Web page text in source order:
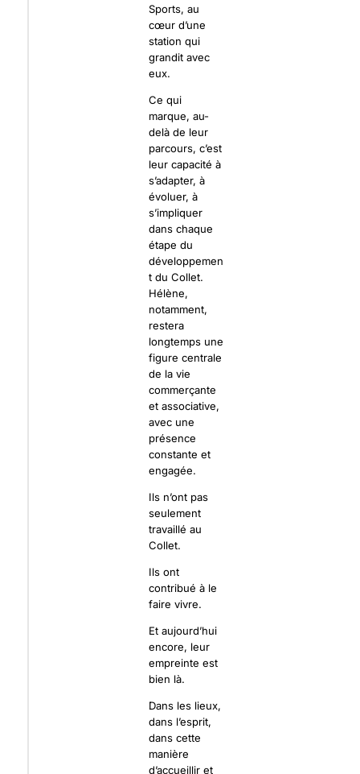
Sports, au
cœur d’une
station qui
grandit avec
eux.
Ce qui
marque, au-
delà de leur
parcours, c’est
leur capacité à
s’adapter, à
évoluer, à
s’impliquer
dans chaque
étape du
développemen
t du Collet.
Hélène,
notamment,
restera
longtemps une
figure centrale
de la vie
commerçante
et associative,
avec une
présence
constante et
engagée.
Ils n’ont pas
seulement
travaillé au
Collet.
Ils ont
contribué à le
faire vivre.
Et aujourd’hui
encore, leur
empreinte est
bien là.
Dans les lieux,
dans l’esprit,
dans cette
manière
d’accueillir et